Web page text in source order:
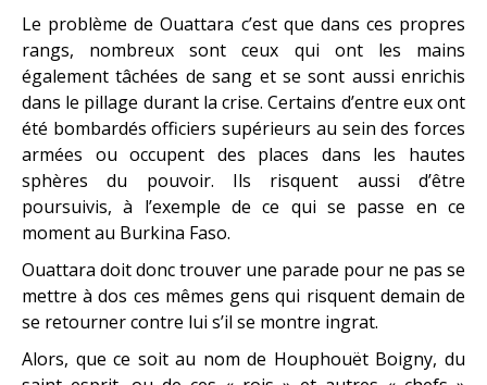
Le problème de Ouattara c’est que dans ces propres
rangs, nombreux sont ceux qui ont les mains
également tâchées de sang et se sont aussi enrichis
dans le pillage durant la crise. Certains d’entre eux ont
été bombardés officiers supérieurs au sein des forces
armées ou occupent des places dans les hautes
sphères du pouvoir. Ils risquent aussi d’être
poursuivis, à l’exemple de ce qui se passe en ce
moment au Burkina Faso.
Ouattara doit donc trouver une parade pour ne pas se
mettre à dos ces mêmes gens qui risquent demain de
se retourner contre lui s’il se montre ingrat.
Alors, que ce soit au nom de Houphouët Boigny, du